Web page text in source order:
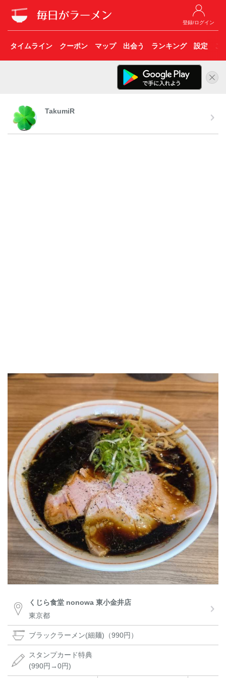
登録/ログイン
タイムライン クーポン マップ 出会う ランキング 設定 こ
TakumiR
くじら食堂 nonowa 東小金井店
東京都
ブラックラーメン(細麺)（990円）
スタンプカード特典
(990円→0円)